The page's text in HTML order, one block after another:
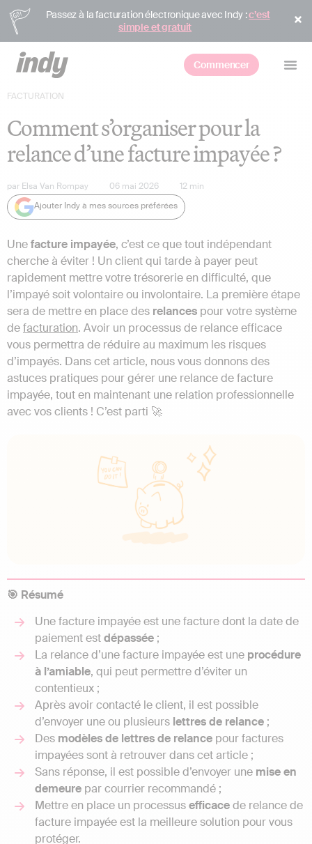
Passez à la facturation électronique avec Indy :c’est
simple et gratuit
Commencer
FACTURATION
Comment s’organiser pour la
relance d’une facture impayée ?
par Elsa Van Rompay 06 mai 2026 12 min
Ajouter Indy à mes sources préférées
Unefacture impayée, c’est ce que tout indépendant
cherche à éviter ! Un client qui tarde à payer peut
rapidement mettre votre trésorerie en difficulté, que
l’impayé soit volontaire ou involontaire. La première étape
sera de mettre en place des relances pour votre système
defacturation. Avoir un processus de relance efficace
vous permettra de réduire au maximum les risques
d’impayés. Dans cet article, nous vous donnons des
astuces pratiques pour gérer une relance de facture
impayée, tout en maintenant une relation professionnelle
avec vos clients ! C’est parti 🚀
🎯 Résumé
Une facture impayée est une facture dont la date de
paiement estdépassée ;
La relance d’une facture impayée est une procédure
à l’amiable, qui peut permettre d’éviter un
contentieux ;
Après avoir contacté le client, il est possible
d’envoyer une ou plusieurs lettres de relance ;
Des modèles de lettres de relance pour factures
impayées sont à retrouver dans cet article ;
Sans réponse, il est possible d’envoyer une mise en
demeure par courrier recommandé ;
Mettre en place un processusefficacede relance de
facture impayée est la meilleure solution pour vous
protéger.